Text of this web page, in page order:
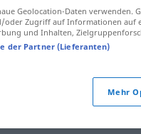
(Verstärkung)
Geolocation-Daten verwenden.
oder Zugriff auf Informationen auf
und Inhalten,
der Partner (Lieferanten)
Mehr